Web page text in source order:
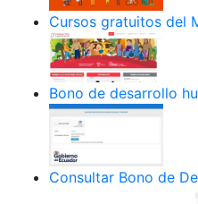
Cursos gratuitos del
Bono de desarrollo
Consultar Bono de